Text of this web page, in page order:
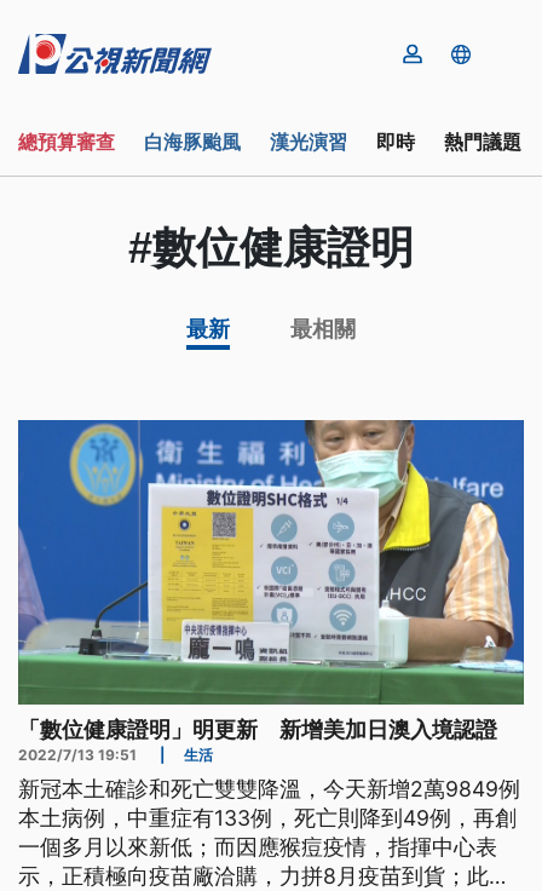
總預算審查 白海豚颱風 漢光演習 即時 熱門議題
#數位健康證明
最新 最相關
「數位健康證明」明更新 新增美加日澳入境認證
2022/7/13 19:51 生活
新冠本土確診和死亡雙雙降溫，今天新增2萬9849例
本土病例，中重症有133例，死亡則降到49例，再創
一個多月以來新低；而因應猴痘疫情，指揮中心表
示，正積極向疫苗廠洽購，力拼8月疫苗到貨；此外